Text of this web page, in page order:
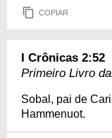
COPIAR
I Crônicas 2:52
Primeiro Livro
Sobal, pai de
Hammenuot.